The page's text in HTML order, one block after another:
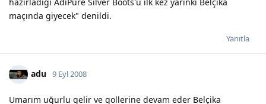
maçında giyecek" denildi.
Yanıtla
adu 9 Eyl 2008
Umarım uğurlu gelir ve gollerine devam eder Belçika